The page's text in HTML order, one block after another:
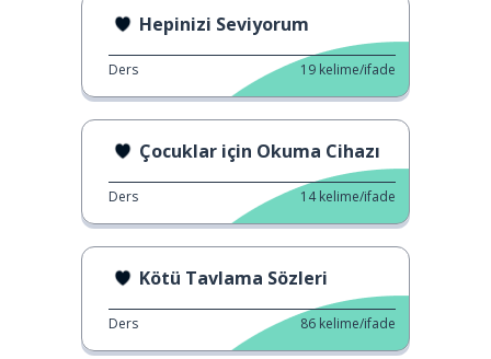
Hepinizi Seviyorum
Ders 19 kelime/ifade
Çocuklar için Okuma Cihazı
Ders 14 kelime/ifade
Kötü Tavlama Sözleri
Ders 86 kelime/ifade